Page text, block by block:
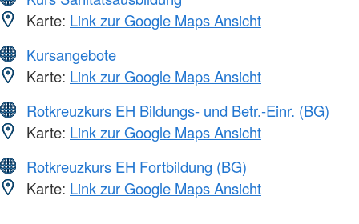
Karte: Link zur Google Maps Ansicht
Kursangebote
Karte: Link zur Google Maps Ansicht
Rotkreuzkurs EH Bildungs- und Betr.-Einr. (BG)
Karte: Link zur Google Maps Ansicht
Rotkreuzkurs EH Fortbildung (BG)
Karte: Link zur Google Maps Ansicht